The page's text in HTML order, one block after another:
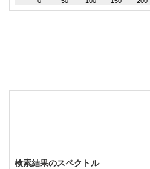
検索結果のスペクトル